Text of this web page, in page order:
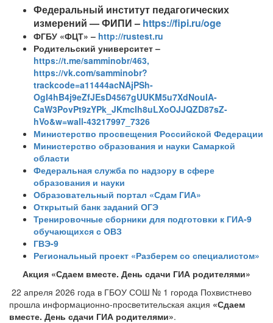
Федеральный институт педагогических
измерений — ФИПИ – https://fipi.ru/oge
ФГБУ «ФЦТ» – http://rustest.ru
Родительский университет –
https://t.me/samminobr/463,
https://vk.com/samminobr?
trackcode=a11444acNAjPSh-
OgI4hB4j9eZfJEsD4567gUUKM5u7XdNouIA-
CaW3PovPt9zYPk_JKmcIh8uLXoOJJQZD87sZ-
hVo&w=wall-43217997_7326
Министерство просвещения Российской Федерации
Министерство образования и науки Самаркой
области
Федеральная служба по надзору в сфере
образования и науки
Образовательный портал «Сдам ГИА»
Открытый банк заданий ОГЭ
Тренировочные сборники для подготовки к ГИА-9
обучающихся с ОВЗ
ГВЭ-9
Региональный проект «Разберем со специалистом»
Акция «Сдаем вместе. День сдачи ГИА родителями»
22 апреля 2026 года в ГБОУ СОШ № 1 города Похвистнево
прошла информационно-просветительская акция «Сдаем
вместе. День сдачи ГИА родителями».